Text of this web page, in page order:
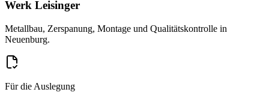
Werk Leisinger
Metallbau, Zerspanung, Montage und Qualitätskontrolle in
Neuenburg.
Für die Auslegung